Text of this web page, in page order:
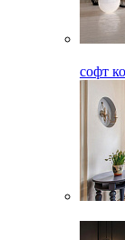
софт